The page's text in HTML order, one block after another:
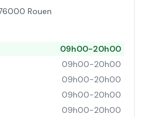
Rouen
09h00-20h00
09h00-20h00
09h00-20h00
09h00-20h00
09h00-20h00